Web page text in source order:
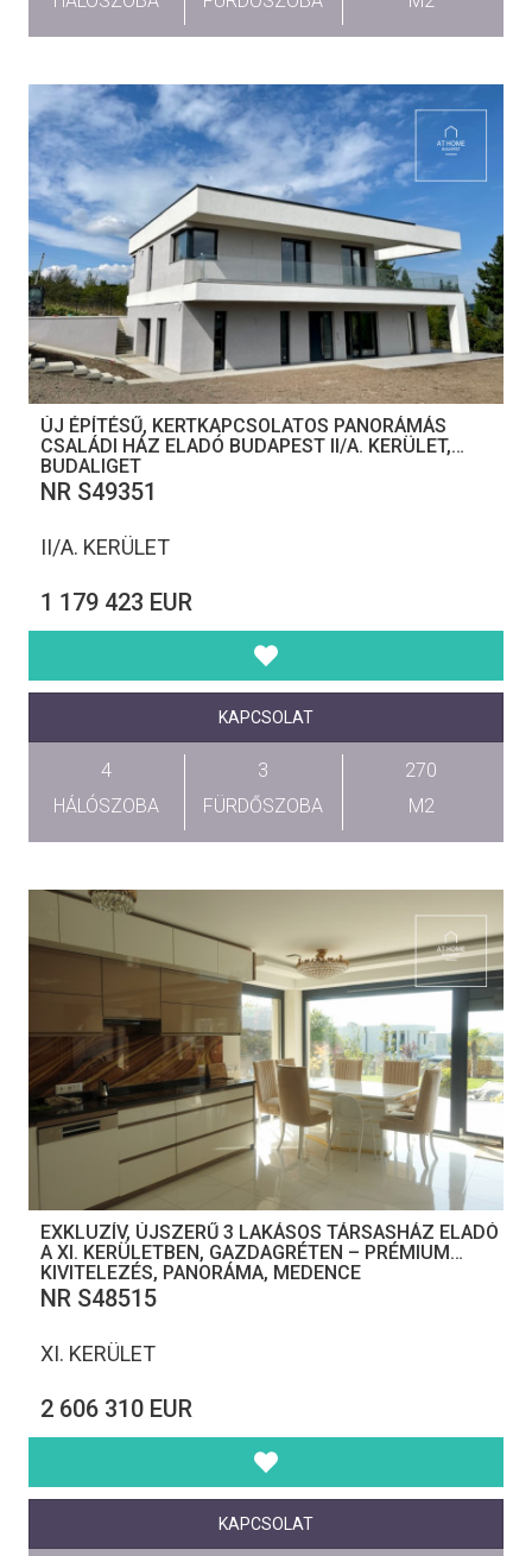
ÚJ ÉPÍTÉSŰ, KERTKAPCSOLATOS PANORÁMÁS
CSALÁDI HÁZ ELADÓ BUDAPEST II/A. KERÜLET,
BUDALIGET
NR S49351
II/A. KERÜLET
1 179 423 EUR
KAPCSOLAT
4
HÁLÓSZOBA
3
FÜRDŐSZOBA
270
M2
EXKLUZÍV, ÚJSZERŰ 3 LAKÁSOS TÁRSASHÁZ ELADÓ
A XI. KERÜLETBEN, GAZDAGRÉTEN – PRÉMIUM
KIVITELEZÉS, PANORÁMA, MEDENCE
NR S48515
XI. KERÜLET
2 606 310 EUR
KAPCSOLAT